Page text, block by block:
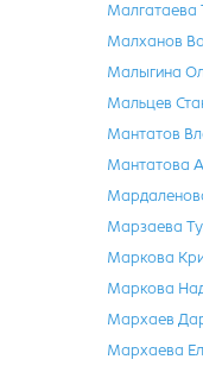
Малгатаева
Малханов
Малыгина
Мальцев
Мантатов
Мантатова
Марзаева
Маркова
Маркова
Мархаев
Мархаева